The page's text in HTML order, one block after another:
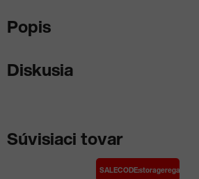
Popis
Diskusia
Súvisiaci tovar
SALECODE:storageregale:10:%